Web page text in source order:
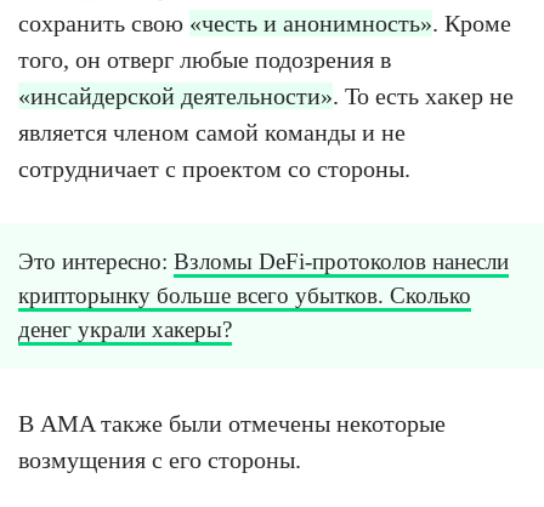
сохранить свою «честь и анонимность». Кроме
того, он отверг любые подозрения в
«инсайдерской деятельности». То есть хакер не
является членом самой команды и не
сотрудничает с проектом со стороны.
Это интересно: Взломы DeFi-протоколов нанесли
крипторынку больше всего убытков. Сколько
денег украли хакеры?
В AMA также были отмечены некоторые
возмущения с его стороны.